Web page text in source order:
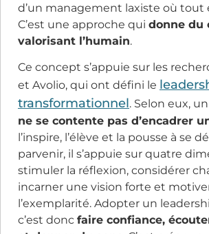
d’un management laxiste où tout
C’est une approche qui donne du
valorisant l’humain.
Ce concept s’appuie sur les
et Avolio, qui ont défini le
transformationnel. Selon eux,
ne se contente pas d’encadrer
l’inspire, l’élève et la pousse à se
parvenir, il s’appuie sur quatre
stimuler la réflexion, considérer
incarner une vision forte et
l’exemplarité. Adopter un
c’est donc faire confiance,